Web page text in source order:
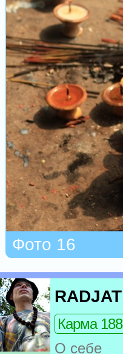
Фото 16
RADJAT
Карма 188
О себе